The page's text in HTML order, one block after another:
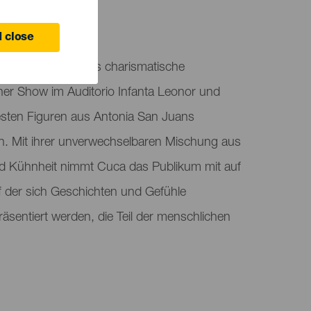
close
Mutter, betritt als charismatische
Show im Auditorio Infanta Leonor und
Figuren aus Antonia San Juans
Mit ihrer unverwechselbaren Mischung aus
Kühnheit nimmt Cuca das Publikum mit auf
der sich Geschichten und Gefühle
werden, die Teil der menschlichen